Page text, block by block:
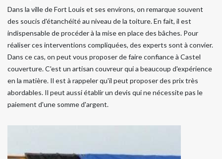
Dans la ville de Fort Louis et ses environs, on remarque souvent
des soucis d'étanchéité au niveau de la toiture. En fait, il est
indispensable de procéder à la mise en place des bâches. Pour
réaliser ces interventions compliquées, des experts sont à convier.
Dans ce cas, on peut vous proposer de faire confiance à Castel
couverture. C'est un artisan couvreur qui a beaucoup d'expérience
en la matière. Il est à rappeler qu'il peut proposer des prix très
abordables. Il peut aussi établir un devis qui ne nécessite pas le
paiement d'une somme d'argent.